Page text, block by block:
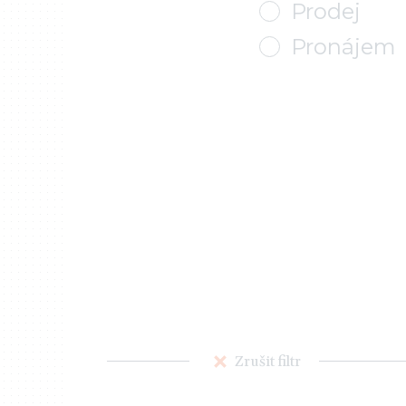
Prodej
Pronájem
Zrušit filtr